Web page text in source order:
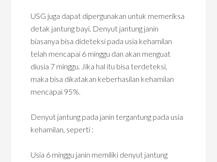
USG juga dapat dipergunakan untuk memeriksa
detak jantung bayi. Denyut jantung janin
biasanya bisa dideteksi pada usia kehamilan
telah mencapai 6 minggu dan akan menguat
diusia 7 minggu. Jika hal itu bisa terdeteksi,
maka bisa dikatakan keberhasilan kehamilan
mencapai 95%.
Denyut jantung pada janin tergantung pada usia
kehamilan, seperti :
Usia 6 minggu janin memiliki denyut jantung